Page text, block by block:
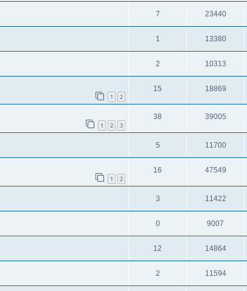
7 23440
1 13380
2 10313
1 2
15 18869
1 2 3
38 39005
5 11700
1 2
16 47549
3 11422
0 9007
12 14864
2 11594